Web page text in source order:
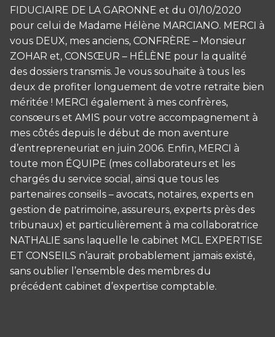
FIDUCIAIRE DE LA GARONNE et du 01/10/2020
pour celui de Madame Hélène MARCIANO. MERCI à
vous DEUX, mes anciens, CONFRÈRE – Monsieur
ZOHAR et, CONSŒUR – HÉLÈNE pour la qualité
des dossiers transmis. Je vous souhaite à tous les
deux de profiter longuement de votre retraite bien
méritée ! MERCI également à mes confrères,
consœurs et AMIS pour votre accompagnement à
mes côtés depuis le début de mon aventure
d’entrepreneuriat en juin 2006. Enfin, MERCI à
toute mon ÉQUIPE (mes collaborateurs et les
chargés du service social, ainsi que tous les
partenaires conseils – avocats, notaires, experts en
gestion de patrimoine, assureurs, experts près des
tribunaux) et particulièrement à ma collaboratrice
NATHALIE sans laquelle le cabinet MCL EXPERTISE
ET CONSEILS n’aurait probablement jamais existé,
sans oublier l’ensemble des membres du
précédent cabinet d’expertise comptable.